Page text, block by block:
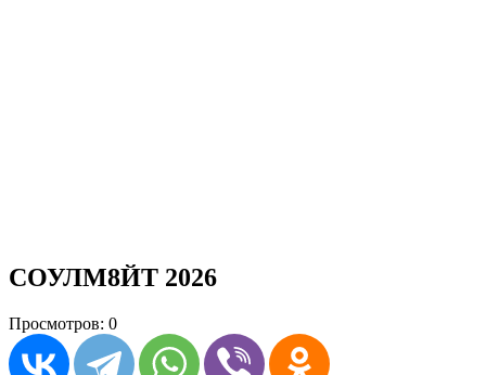
СОУЛМ8ЙТ 2026
Просмотров: 0